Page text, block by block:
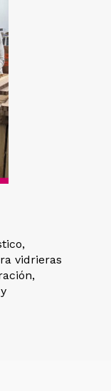
vidrieras